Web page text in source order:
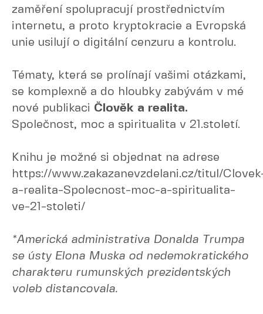
zaměření spolupracují prostřednictvím
internetu, a proto kryptokracie a Evropská
unie usilují o digitální cenzuru a kontrolu.
Tématy, která se prolínají vašimi otázkami,
se komplexně a do hloubky zabývám v mé
nové publikaci Člověk a realita.
Společnost, moc a spiritualita v 21.století.
Knihu je možné si objednat na adrese
https://www.zakazanevzdelani.cz/titul/
a-realita-Spolecnost-moc-a-spiritualita-
ve-21-stoleti/
*Americká administrativa Donalda Trumpa
se ústy Elona Muska od nedemokratického
charakteru rumunských prezidentských
voleb distancovala.